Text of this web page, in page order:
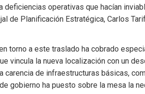
deficiencias operativas que hacían
de Planificación Estratégica, Carlos
torno a este traslado ha cobrado
vincula la nueva localización con un
carencia de infraestructuras básicas,
gobierno ha puesto sobre la mesa la